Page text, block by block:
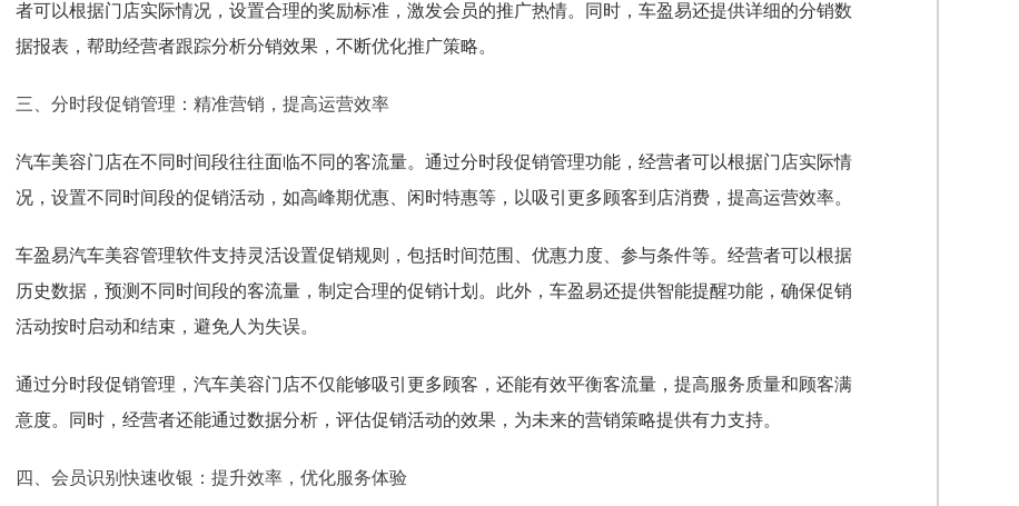
者可以根据门店实际情况，设置合理的奖励标准，激发会员的推广热情。同时，车盈易还提供详细的分销数
据报表，帮助经营者跟踪分析分销效果，不断优化推广策略。
三、分时段促销管理：精准营销，提高运营效率
汽车美容门店在不同时间段往往面临不同的客流量。通过分时段促销管理功能，经营者可以根据门店实际情
况，设置不同时间段的促销活动，如高峰期优惠、闲时特惠等，以吸引更多顾客到店消费，提高运营效率。
车盈易汽车美容管理软件支持灵活设置促销规则，包括时间范围、优惠力度、参与条件等。经营者可以根据
历史数据，预测不同时间段的客流量，制定合理的促销计划。此外，车盈易还提供智能提醒功能，确保促销
活动按时启动和结束，避免人为失误。
通过分时段促销管理，汽车美容门店不仅能够吸引更多顾客，还能有效平衡客流量，提高服务质量和顾客满
意度。同时，经营者还能通过数据分析，评估促销活动的效果，为未来的营销策略提供有力支持。
四、会员识别快速收银：提升效率，优化服务体验